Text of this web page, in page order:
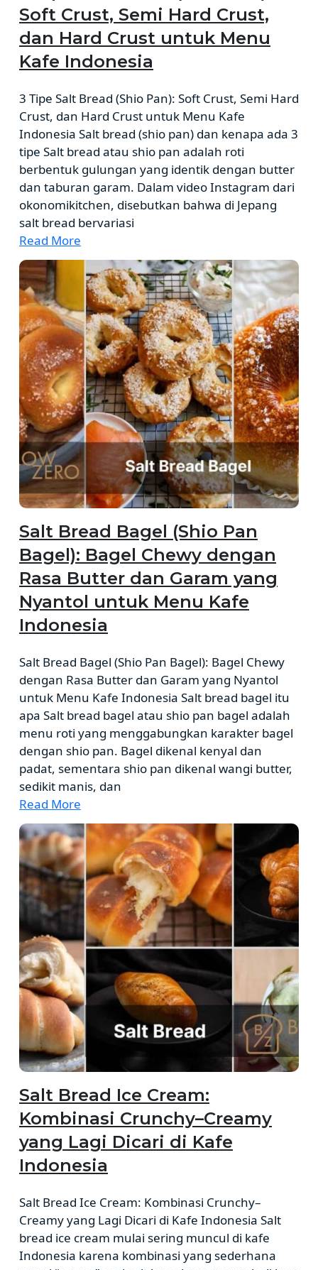
Soft Crust, Semi Hard Crust,
dan Hard Crust untuk Menu
Kafe Indonesia
3 Tipe Salt Bread (Shio Pan): Soft Crust, Semi Hard
Crust, dan Hard Crust untuk Menu Kafe
Indonesia Salt bread (shio pan) dan kenapa ada 3
tipe Salt bread atau shio pan adalah roti
berbentuk gulungan yang identik dengan butter
dan taburan garam. Dalam video Instagram dari
okonomikitchen, disebutkan bahwa di Jepang
salt bread bervariasi
Read More
Salt Bread Bagel (Shio Pan
Bagel): Bagel Chewy dengan
Rasa Butter dan Garam yang
Nyantol untuk Menu Kafe
Indonesia
Salt Bread Bagel (Shio Pan Bagel): Bagel Chewy
dengan Rasa Butter dan Garam yang Nyantol
untuk Menu Kafe Indonesia Salt bread bagel itu
apa Salt bread bagel atau shio pan bagel adalah
menu roti yang menggabungkan karakter bagel
dengan shio pan. Bagel dikenal kenyal dan
padat, sementara shio pan dikenal wangi butter,
sedikit manis, dan
Read More
Salt Bread Ice Cream:
Kombinasi Crunchy–Creamy
yang Lagi Dicari di Kafe
Indonesia
Salt Bread Ice Cream: Kombinasi Crunchy–
Creamy yang Lagi Dicari di Kafe Indonesia Salt
bread ice cream mulai sering muncul di kafe
Indonesia karena kombinasi yang sederhana